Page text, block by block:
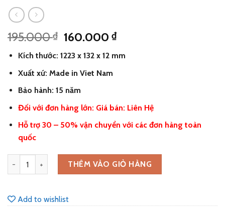
195.000₫ Giá
là:
195.000 ₫.
160.000₫Giá
tại
Kích thước: 1223 x 132 x 12 mm
Xuất xứ: Made in Viet Nam
Bảo hành: 15 năm
Đối với đơn hàng lớn: Giá bán: Liên Hệ
Hỗ trợ 30 – 50% vận chuyển với các đơn hàng toàn
quốc
Sàn Gỗ Galamax 8mm GL77 số lượng
THÊM VÀO GIỎ HÀNG
Add to wishlist